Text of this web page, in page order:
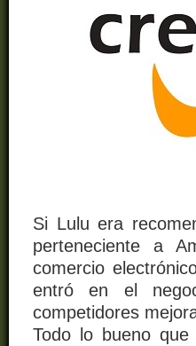
Si Lulu era
perteneciente a
comercio
entró en el
competidores
Todo lo bueno